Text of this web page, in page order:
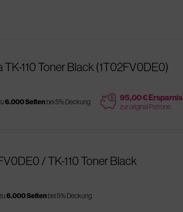
110 Toner Black (1T02FV0DE0)
6.000 Seitenbei 5% Deckung price 95,00 € Ersparnis
zur original Patrone
/ TK-110 Toner Black
6.000 Seitenbei 5% Deckung